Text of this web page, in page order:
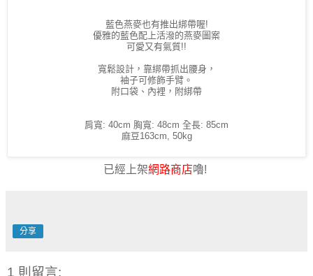
藍色燕麥也有推出綁帶喔!
優雅的藍色配上活潑的燕麥圖案
可愛又有氣質!!
寬鬆設計，靠綁帶抓出腰身，
袖子可修飾手臂。
附口袋、內裡，附綁帶
肩寬: 40cm 胸寬: 48cm 全長: 85cm
麻豆163cm, 50kg
已經上架網路商店嚕!
分享
1 則留言: